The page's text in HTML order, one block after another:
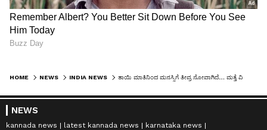
HOME NEWS INDIA NEWS
NEWS
kannada news latest kannada news
karnataka news